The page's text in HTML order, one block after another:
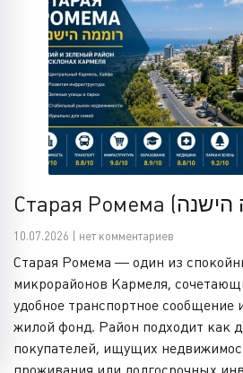
10.07.2026 | нет комментариев
Старая Ромема — один из
микрорайонов Кармеля,
удобное транспортное сообщение
жилой фонд. Район подходит как
покупателей, ищущих